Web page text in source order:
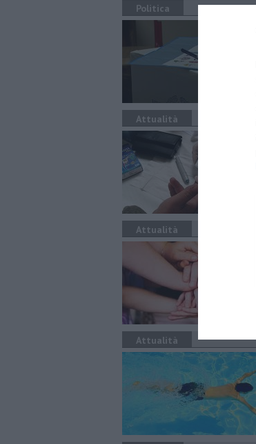
Politica
Attualità
Attualità
Attualità